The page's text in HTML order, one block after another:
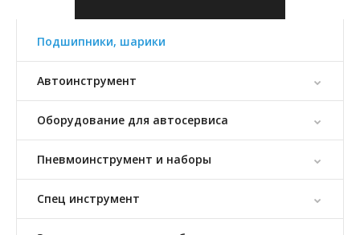
Подшипники, шарики
Автоинструмент
Оборудование для автосервиса
Пневмоинструмент и наборы
Спец инструмент